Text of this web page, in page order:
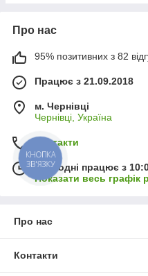
Про нас
95% позитивних з 82
Працює з 21.09.2018
м. Чернівці
Чернівці, Україна
Контакти
Сьогодні працює з
Показати весь графік
Про нас
Контакти
КНОПКА
ЗВ'ЯЗКУ